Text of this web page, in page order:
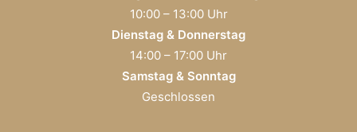
10:00 – 13:00 Uhr
Dienstag & Donnerstag
14:00 – 17:00 Uhr
Samstag & Sonntag
Geschlossen